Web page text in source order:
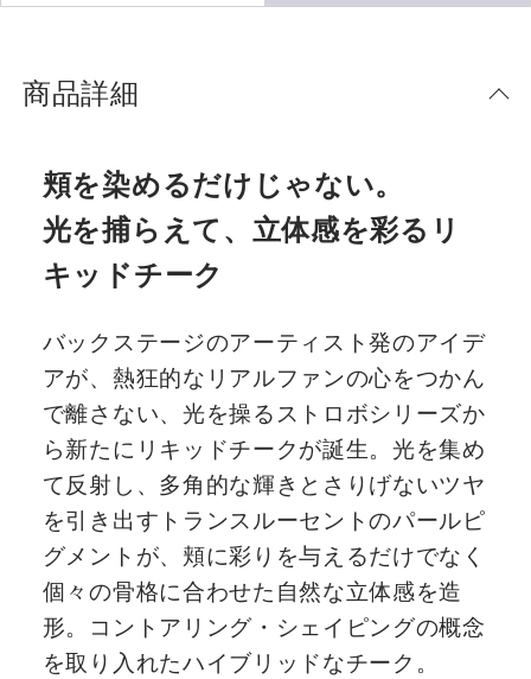
商品詳細
頬を染めるだけじゃない。
光を捕らえて、立体感を彩るリ
キッドチーク
バックステージのアーティスト発のアイデ
アが、熱狂的なリアルファンの心をつかん
で離さない、光を操るストロボシリーズか
ら新たにリキッドチークが誕生。光を集め
て反射し、多角的な輝きとさりげないツヤ
を引き出すトランスルーセントのパールピ
グメントが、頬に彩りを与えるだけでなく
個々の骨格に合わせた自然な立体感を造
形。コントアリング・シェイピングの概念
を取り入れたハイブリッドなチーク。